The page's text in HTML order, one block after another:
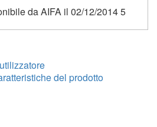
da AIFA il 02/12/20145
del prodotto